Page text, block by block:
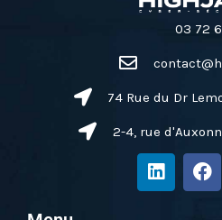
03 72
74 Rue du Dr
2-4, rue
L
i
n
F
a
c